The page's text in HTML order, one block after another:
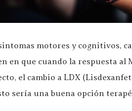
motores y cognitivos,
en que cuando la respuesta al
el cambio a LDX
sería una buena opción